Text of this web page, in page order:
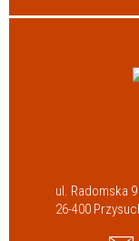
ul. Radomska 9
26-400